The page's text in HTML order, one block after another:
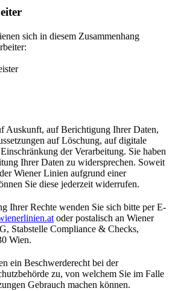
sich in diesem Zusammenhang
Auskunft, auf Berichtigung Ihrer Daten,
auf Löschung, auf digitale
der Verarbeitung. Sie haben
Ihrer Daten zu widersprechen. Soweit
Wiener Linien aufgrund einer
Sie diese jederzeit widerrufen.
Ihrer Rechte wenden Sie sich bitte per E-
oder postalisch an Wiener
Stabstelle Compliance & Checks,
Wien.
ein Beschwerderecht bei der
zu, von welchem Sie im Falle
Gebrauch machen können.